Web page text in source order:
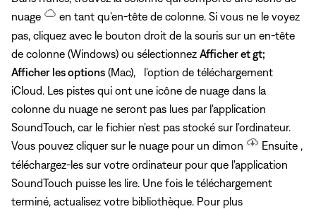
nuage
en tant qu'en-tête de colonne. Si vous ne le voyez
pas, cliquez avec le bouton droit de la souris sur un en-tête
de colonne (Windows) ou sélectionnez Afficher et gt;
Afficher les options (Mac),
l'option de téléchargement
iCloud. Les pistes qui ont une icône de nuage dans la
colonne du nuage ne seront pas lues par l'application
SoundTouch, car le fichier n'est pas stocké sur l'ordinateur.
Vous pouvez cliquer sur le nuage pour un dimon
Ensuite ,
téléchargez-les sur votre ordinateur pour que l'application
SoundTouch puisse les lire. Une fois le téléchargement
terminé, actualisez votre bibliothèque. Pour plus